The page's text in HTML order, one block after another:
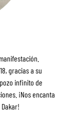
gracias a su
infinito de
¡Nos encanta